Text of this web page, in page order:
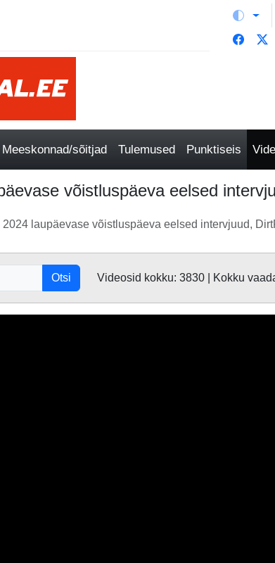
Meeskonnad/sõitjad Tulemused Punktiseis
võistluspäeva eelsed
laupäevase võistluspäeva eelsed intervjuud,
Otsi Videosid kokku: 3830 | Kokku